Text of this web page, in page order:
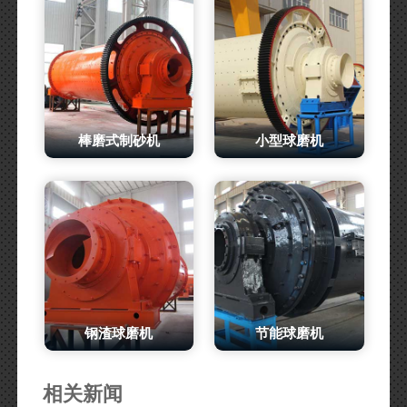
棒磨式制砂机 小型球磨机
钢渣球磨机 节能球磨机
相关新闻